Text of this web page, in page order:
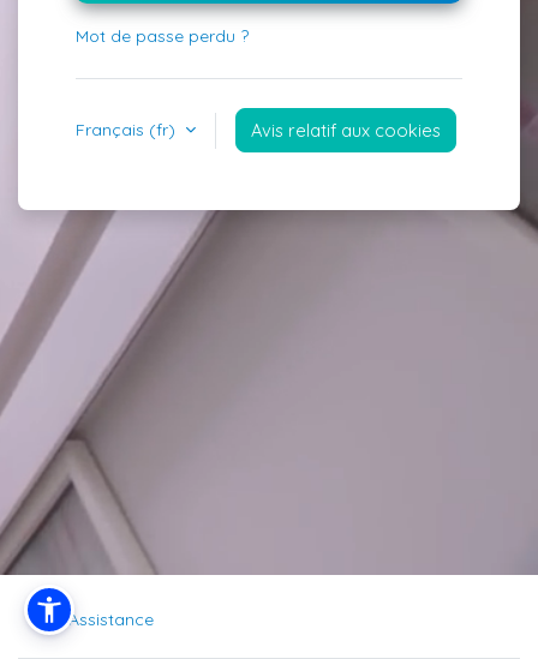
Mot de passe perdu ?
Français ‎(fr)‎ Avis relatif aux cookies
Assistance